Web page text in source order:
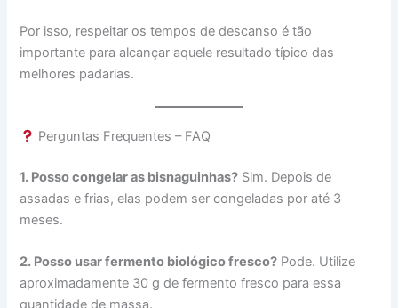
Por isso, respeitar os tempos de descanso é tão
importante para alcançar aquele resultado típico das
melhores padarias.
Perguntas Frequentes – FAQ
1. Posso congelar as bisnaguinhas? Sim. Depois de
assadas e frias, elas podem ser congeladas por até 3
meses.
2. Posso usar fermento biológico fresco? Pode. Utilize
aproximadamente 30 g de fermento fresco para essa
quantidade de massa.